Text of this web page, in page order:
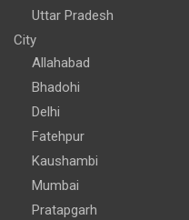
Uttar Pradesh
City
Allahabad
Bhadohi
Delhi
Fatehpur
Kaushambi
Mumbai
Pratapgarh